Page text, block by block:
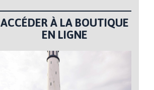
ACCÉDER À LA BOUTIQUE
EN LIGNE